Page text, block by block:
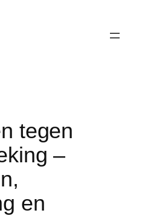
tegen
–
en